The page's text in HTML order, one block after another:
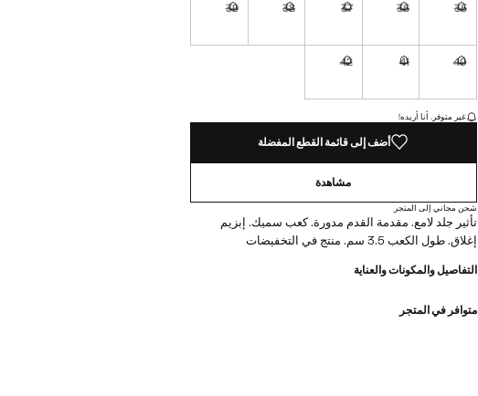
35
36
37
38
39
40
41
42
القطع الأخيرة!
غير متوفر. أنا أريده!
أضف إلى قائمة القطع المفضلة
مشاهدة
شحن مجاني إلى المتجر
تأثير جلد لامع. مقدمة القدم مدورة. كعب سميك. إبزيم
إغلاق. طول الكعب 3.5 سم. منتج في التخفيضات
التفاصيل والمكونات والعناية
متوافر في المتجر